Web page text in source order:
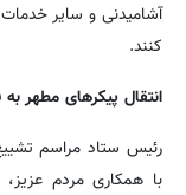
آشامیدنی و سایر خدمات
کنند.
انتقال پیکرهای مطهر
رئیس ستاد مراسم
با همکاری مردم